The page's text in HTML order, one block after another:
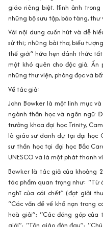
những bộ sưu tập, bảo tàng,
Với nội dung cuốn hút và dễ
sử thi; những bài thơ, biểu
thế giới” hứa hẹn đánh thức
một khó quên cho độc giả. Ấn
những thư viện, phòng đọc và
Về tác giả:
John Bowker là một linh mục
ngành thần học và ngôn ngữ
trưởng khoa đại học Trinity,
là giáo sư danh dự tại đại học
sư thần học tại đại học Bắc
UNESCO và là một phát thanh
Bowker là tác giả của khoảng
tác phẩm quan trọng như: “Từ
nghĩ của cái chết” (đạt giải
“Các vấn đề về khổ nạn trong
hoà giải”; “Các đóng góp
giới”; “Tôn giáo đớn đau”;
toàn tập”